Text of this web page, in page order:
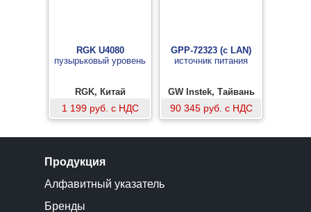
RGK U4080
пузырьковый уровень
RGK, Китай
1 199 руб. с НДС
GPP-72323 (с LAN)
источник питания
GW Instek, Тайвань
90 345 руб. с НДС
Продукция
Алфавитный указатель
Бренды